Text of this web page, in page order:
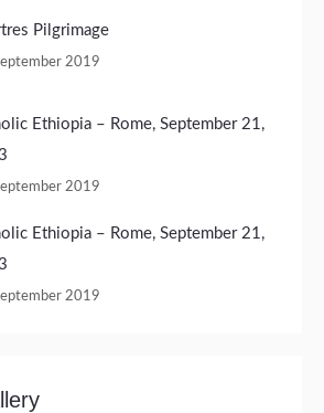
Pilgrimage
2019
Ethiopia – Rome, September 21,
2019
Ethiopia – Rome, September 21,
2019